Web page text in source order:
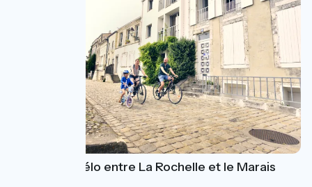
Week-end vélo entre La Rochelle et le Marais